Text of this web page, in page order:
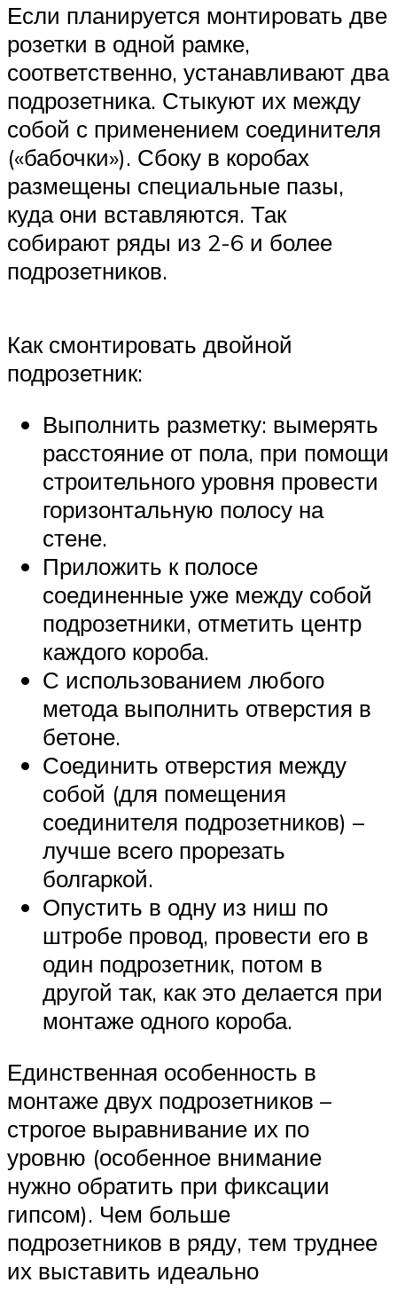
Если планируется монтировать две
розетки в одной рамке,
соответственно, устанавливают два
подрозетника. Стыкуют их между
собой с применением соединителя
(«бабочки»). Сбоку в коробах
размещены специальные пазы,
куда они вставляются. Так
собирают ряды из 2-6 и более
подрозетников.
Как смонтировать двойной
подрозетник:
Выполнить разметку: вымерять
расстояние от пола, при помощи
строительного уровня провести
горизонтальную полосу на
стене.
Приложить к полосе
соединенные уже между собой
подрозетники, отметить центр
каждого короба.
С использованием любого
метода выполнить отверстия в
бетоне.
Соединить отверстия между
собой (для помещения
соединителя подрозетников) –
лучше всего прорезать
болгаркой.
Опустить в одну из ниш по
штробе провод, провести его в
один подрозетник, потом в
другой так, как это делается при
монтаже одного короба.
Единственная особенность в
монтаже двух подрозетников –
строгое выравнивание их по
уровню (особенное внимание
нужно обратить при фиксации
гипсом). Чем больше
подрозетников в ряду, тем труднее
их выставить идеально